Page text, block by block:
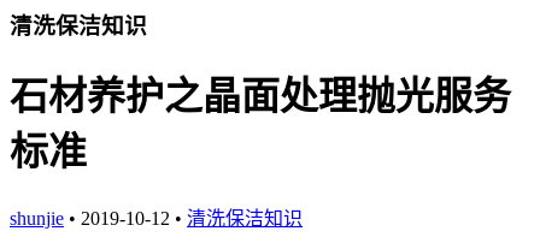
清洗保洁知识
石材养护之晶面处理抛光服务
标准
shunjie • 2019-10-12 • 清洗保洁知识